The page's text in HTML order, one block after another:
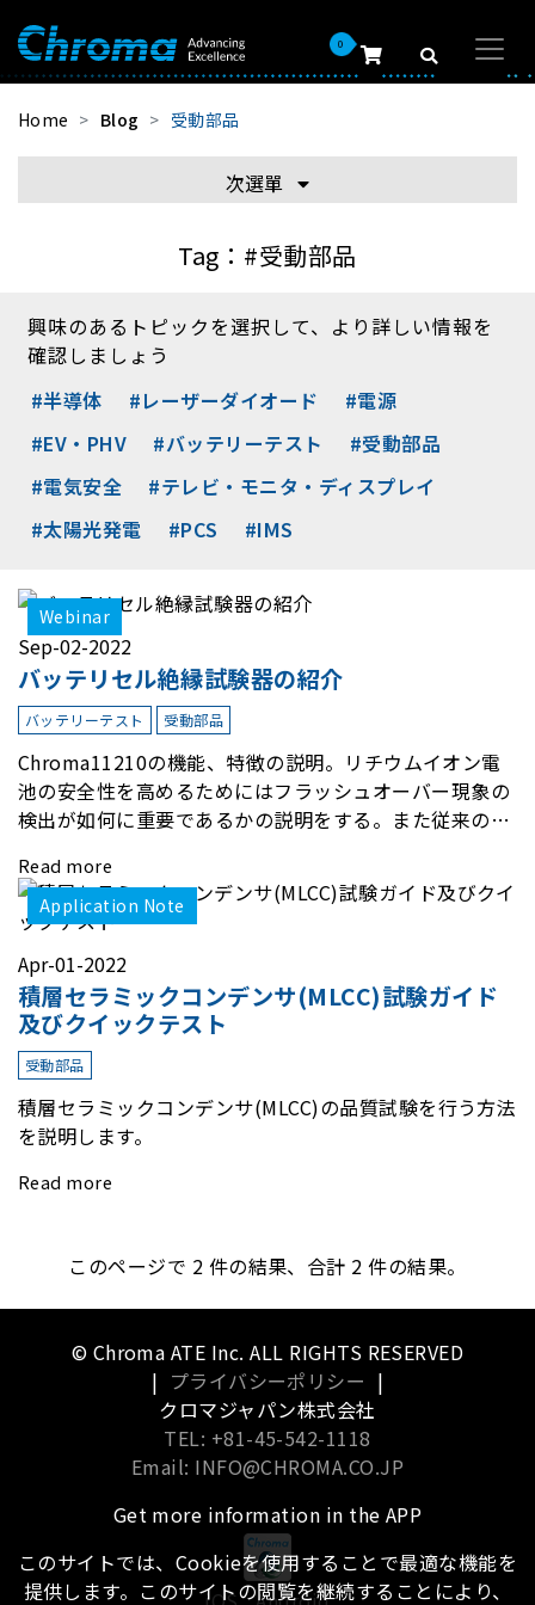
0
Home Blog 受動部品
次選單
Tag： #受動部品
興味のあるトピックを選択して、より詳しい情報を
確認しましょう
#半導体
#レーザーダイオード
#電源
#EV・PHV
#バッテリーテスト
#受動部品
#電気安全
#テレビ・モニタ・ディスプレイ
#太陽光発電
#PCS #IMS
Webinar
Sep-02-2022
バッテリセル絶縁試験器の紹介
バッテリーテスト 受動部品
Chroma11210の機能、特徴の説明。リチウムイオン電
池の安全性を高めるためにはフラッシュオーバー現象の
検出が如何に重要であるかの説明をする。また従来の絶
シュオーバー現象の検出を可能とする絶縁試験器である
ことを説明する。
Read more
Application Note
Apr-01-2022
積層セラミックコンデンサ(MLCC)試験ガイド
及びクイックテスト
受動部品
積層セラミックコンデンサ(MLCC)の品質試験を行う方法
を説明します。
Read more
このページで 2 件の結果、合計 2 件の結果。
© Chroma ATE Inc. ALL RIGHTS RESERVED
| プライバシーポリシー |
クロマジャパン株式会社
TEL: +81-45-542-1118
Email: INFO@CHROMA.CO.JP
Get more information in the APP
このサイトでは、Cookieを使用することで最適な機能を
提供します。このサイトの閲覧を継続することにより、